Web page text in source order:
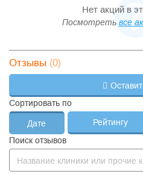
Нет акций в
Посмотреть все
Отзывы (0)
Сортировать по
Дате Рейтингу
Поиск отзывов